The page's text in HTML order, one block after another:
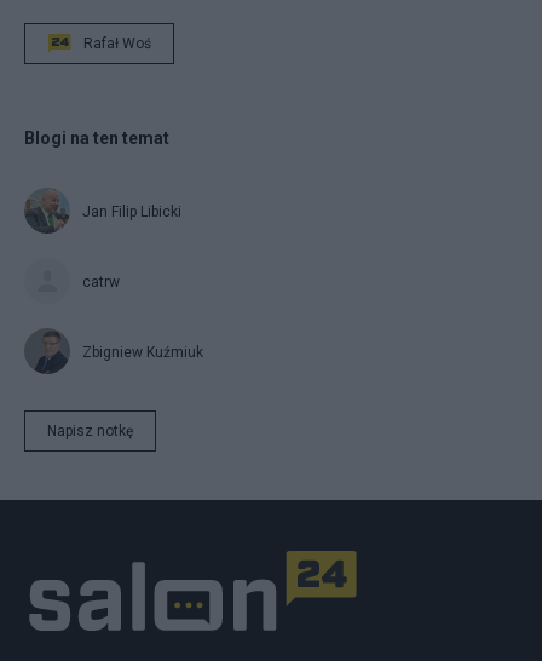
Rafał Woś
Blogi na ten temat
Jan Filip Libicki
catrw
Zbigniew Kuźmiuk
Napisz notkę